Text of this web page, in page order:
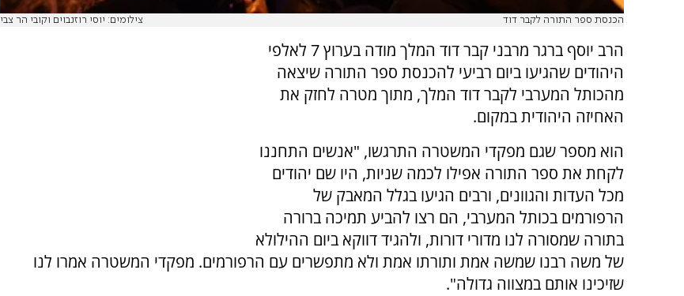
הכנסת ספר התורה לקבר דוד צילומים: יוסי רוזנבוים וקובי הר צבי
הרב יוסף ברגר מרבני קבר דוד המלך מודה בערוץ 7 לאלפי
היהודים שהגיעו ביום רביעי להכנסת ספר התורה שיצאה
מהכותל המערבי לקבר דוד המלך, מתוך מטרה לחזק את
האחיזה היהודית במקום.
הוא מספר שגם מפקדי המשטרה התרגשו, "אנשים התחננו
לקחת את ספר התורה אפילו לכמה שניות, היו שם יהודים
מכל העדות והגוונים, ורבים הגיעו בגלל המאבק של
הרפורמים בכותל המערבי, הם רצו להביע תמיכה ברורה
בתורה שמסורה לנו מדורי דורות, ולהגיד דווקא ביום ההילולא
של משה רבנו שמשה אמת ותורתו אמת ולא מתפשרים עם הרפורמים. מפקדי המשטרה אמרו לנו
שזיכינו אותם במצווה גדולה".